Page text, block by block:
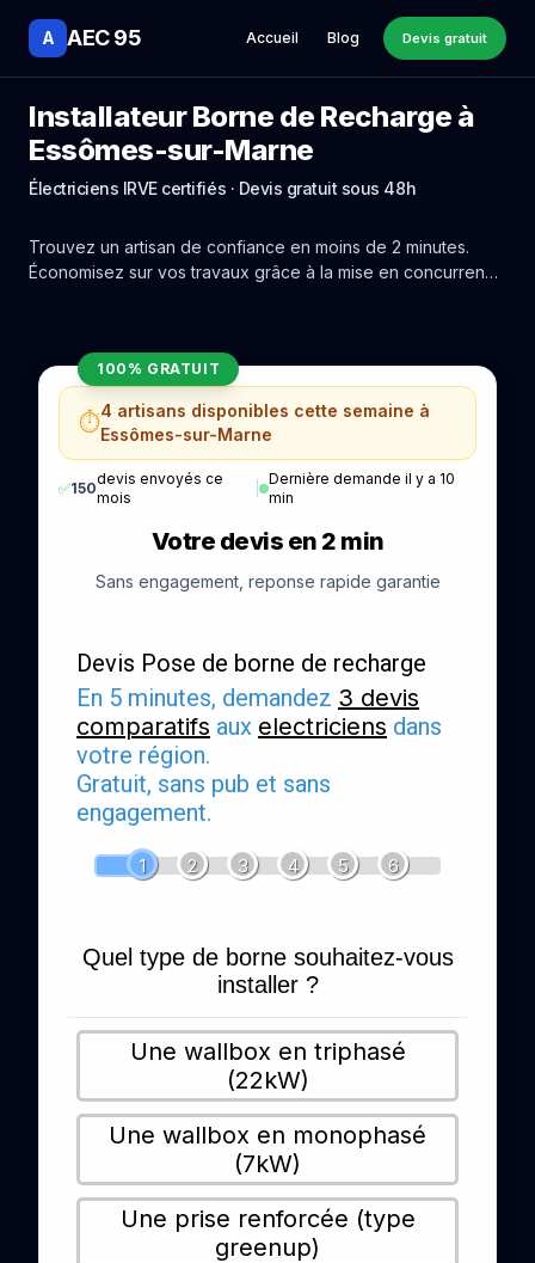
A AEC 95 Accueil Blog Devis gratuit
Installateur Borne de Recharge à
Essômes-sur-Marne
Électriciens IRVE certifiés · Devis gratuit sous 48h
Trouvez un artisan de confiance en moins de 2 minutes.
Économisez sur vos travaux grâce à la mise en concurrence
100% GRATUIT
⏱️4 artisans disponibles cette semaine à
Essômes-sur-Marne
✅150
devis envoyés ce
mois
|
Dernière demande il y a 10
min
Votre devis en 2 min
Sans engagement, reponse rapide garantie
Devis Pose de borne de recharge
En 5 minutes, demandez 3 devis
comparatifs aux electriciens dans
votre région.
Gratuit, sans pub et sans
engagement.
1 2 3 4 5 6
Quel type de borne souhaitez-vous
installer ?
Une wallbox en triphasé
(22kW)
Une wallbox en monophasé
(7kW)
Une prise renforcée (type
greenup)